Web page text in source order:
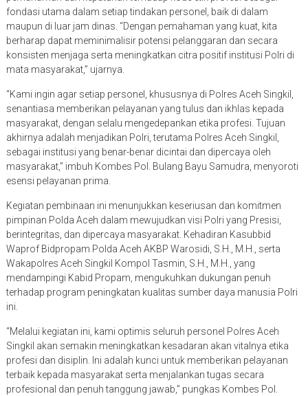
fondasi utama dalam setiap tindakan personel, baik di dalam
maupun di luar jam dinas. “Dengan pemahaman yang kuat, kita
berharap dapat meminimalisir potensi pelanggaran dan secara
konsisten menjaga serta meningkatkan citra positif institusi Polri di
mata masyarakat,” ujarnya.
“Kami ingin agar setiap personel, khususnya di Polres Aceh Singkil,
senantiasa memberikan pelayanan yang tulus dan ikhlas kepada
masyarakat, dengan selalu mengedepankan etika profesi. Tujuan
akhirnya adalah menjadikan Polri, terutama Polres Aceh Singkil,
sebagai institusi yang benar-benar dicintai dan dipercaya oleh
masyarakat,” imbuh Kombes Pol. Bulang Bayu Samudra, menyoroti
esensi pelayanan prima.
Kegiatan pembinaan ini menunjukkan keseriusan dan komitmen
pimpinan Polda Aceh dalam mewujudkan visi Polri yang Presisi,
berintegritas, dan dipercaya masyarakat. Kehadiran Kasubbid
Waprof Bidpropam Polda Aceh AKBP Warosidi, S.H., M.H., serta
Wakapolres Aceh Singkil Kompol Tasmin, S.H., M.H., yang
mendampingi Kabid Propam, mengukuhkan dukungan penuh
terhadap program peningkatan kualitas sumber daya manusia Polri
ini.
“Melalui kegiatan ini, kami optimis seluruh personel Polres Aceh
Singkil akan semakin meningkatkan kesadaran akan vitalnya etika
profesi dan disiplin. Ini adalah kunci untuk memberikan pelayanan
terbaik kepada masyarakat serta menjalankan tugas secara
profesional dan penuh tanggung jawab,” pungkas Kombes Pol.